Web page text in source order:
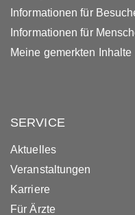
Informationen für
Informationen für
Meine gemerkten Inhalte
SERVICE
Aktuelles
Veranstaltungen
Karriere
Für Ärzte